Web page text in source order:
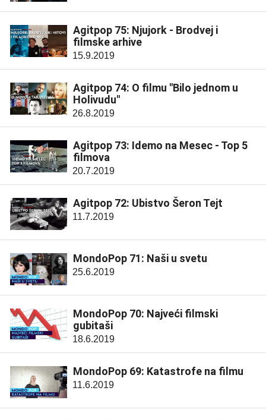
Agitpop 75: Njujork - Brodvej i
filmske arhive
15.9.2019
Agitpop 74: O filmu "Bilo jednom u
Holivudu"
26.8.2019
Agitpop 73: Idemo na Mesec - Top 5
filmova
20.7.2019
Agitpop 72: Ubistvo Šeron Tejt
11.7.2019
MondoPop 71: Naši u svetu
25.6.2019
MondoPop 70: Najveći filmski
gubitaši
18.6.2019
MondoPop 69: Katastrofe na filmu
11.6.2019